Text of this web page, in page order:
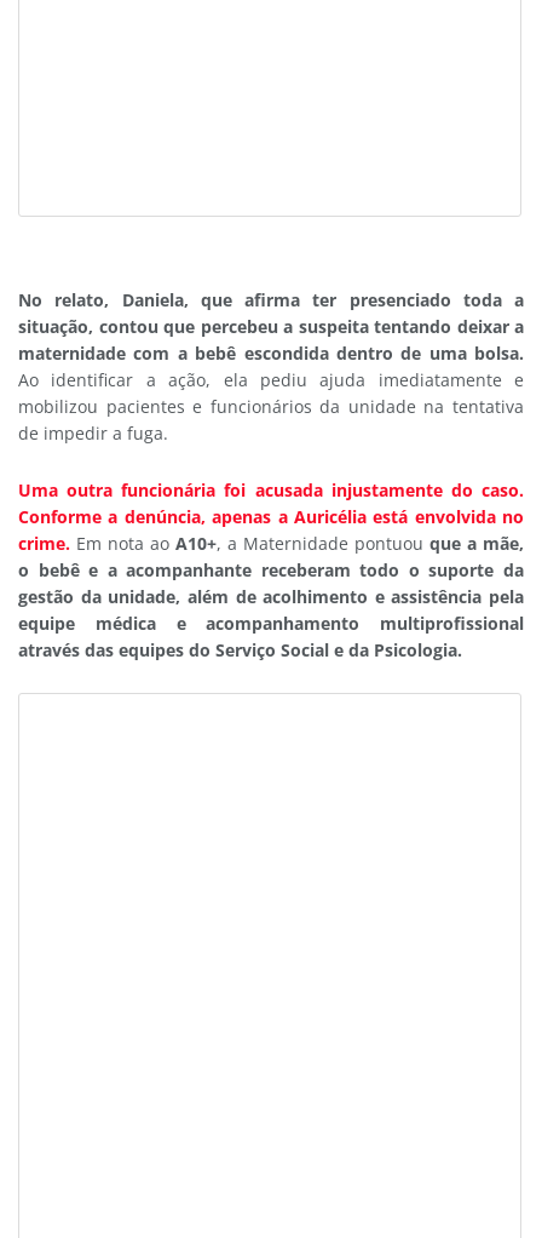
No relato, Daniela, que afirma ter presenciado toda a
situação, contou que percebeu a suspeita tentando deixar a
maternidade com a bebê escondida dentro de uma bolsa.
Ao identificar a ação, ela pediu ajuda imediatamente e
mobilizou pacientes e funcionários da unidade na tentativa
de impedir a fuga.
Uma outra funcionária foi acusada injustamente do caso.
Conforme a denúncia, apenas a Auricélia está envolvida no
crime. Em nota ao A10+, a Maternidade pontuou que a mãe,
o bebê e a acompanhante receberam todo o suporte da
gestão da unidade, além de acolhimento e assistência pela
equipe médica e acompanhamento multiprofissional
através das equipes do Serviço Social e da Psicologia.